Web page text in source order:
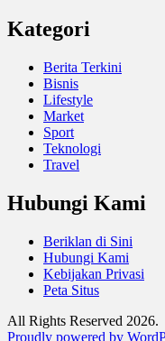
Kategori
Berita Terkini
Bisnis
Lifestyle
Market
Sport
Teknologi
Travel
Hubungi Kami
Beriklan di Sini
Hubungi Kami
Kebijakan Privasi
Peta Situs
All Rights Reserved 2026.
Proudly powered by